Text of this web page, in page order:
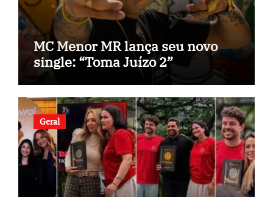
MC Menor MR lança seu novo
single: “Toma Juízo 2”
Geral